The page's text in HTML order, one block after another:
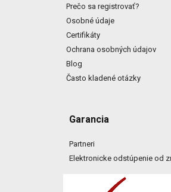
Prečo sa registrovať?
Osobné údaje
Certifikáty
Ochrana osobných údajov
Blog
Často kladené otázky
Garancia
Partneri
Elektronicke odstúpenie od